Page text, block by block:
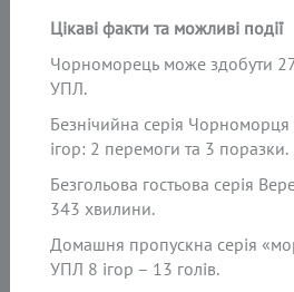
Цікаві факти та можливі події
Чорноморець може здобути
УПЛ.
Безнічийна серія
ігор: 2 перемоги та 3 поразки.
Безгольова гостьова серія
343 хвилини.
Домашня пропускна серія
УПЛ 8 ігор – 13 голів.